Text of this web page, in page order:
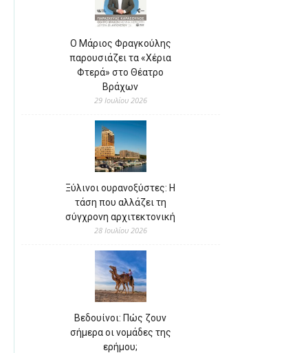
Ο Μάριος Φραγκούλης
παρουσιάζει τα «Χέρια
Φτερά» στο Θέατρο
Βράχων
29 Ιουλίου 2026
Ξύλινοι ουρανοξύστες: Η
τάση που αλλάζει τη
σύγχρονη αρχιτεκτονική
28 Ιουλίου 2026
Βεδουίνοι: Πώς ζουν
σήμερα οι νομάδες της
ερήμου;